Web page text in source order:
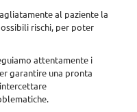
al paziente la
rischi, per poter
attentamente i
garantire una pronta